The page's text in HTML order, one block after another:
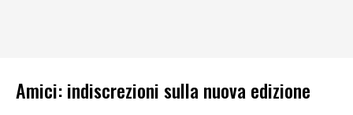
Amici: indiscrezioni sulla nuova edizione